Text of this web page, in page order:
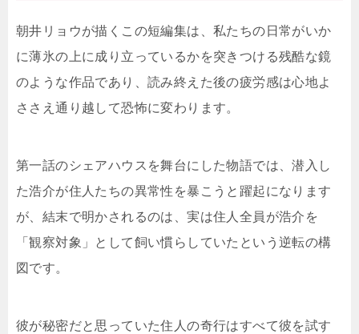
朝井リョウが描くこの短編集は、私たちの日常がいか
に薄氷の上に成り立っているかを突きつける残酷な鏡
のような作品であり、読み終えた後の疲労感は心地よ
ささえ通り越して恐怖に変わります。
第一話のシェアハウスを舞台にした物語では、潜入し
た浩介が住人たちの異常性を暴こうと躍起になります
が、結末で明かされるのは、実は住人全員が浩介を
「観察対象」として飼い慣らしていたという逆転の構
図です。
彼が秘密だと思っていた住人の奇行はすべて彼を試す